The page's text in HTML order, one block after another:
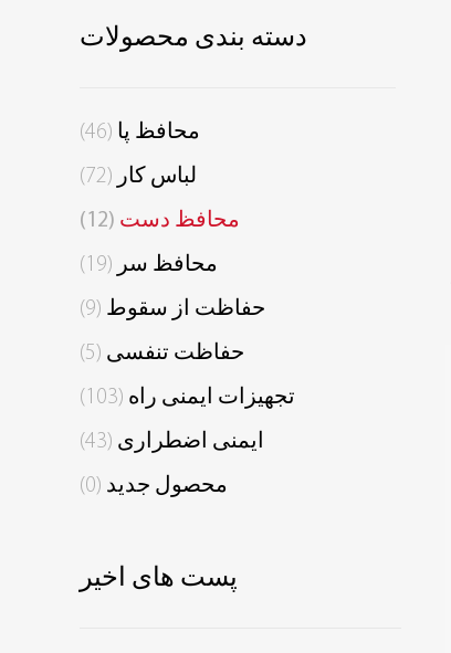
دسته بندی محصولات
محافظ پا (46)
لباس کار (72)
محافظ دست (12)
محافظ سر (19)
حفاظت از سقوط (9)
حفاظت تنفسی (5)
تجهیزات ایمنی راه (103)
ایمنی اضطراری (43)
محصول جدید (0)
پست های اخیر